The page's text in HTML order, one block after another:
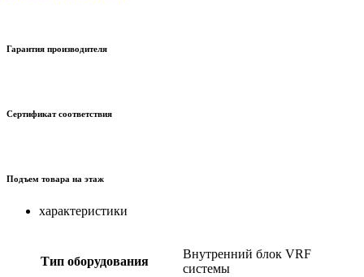
Гарантия производителя
Сертификат соответствия
Подъем товара на этаж
характеристики
Тип оборудования
Внутренний блок VRF
системы